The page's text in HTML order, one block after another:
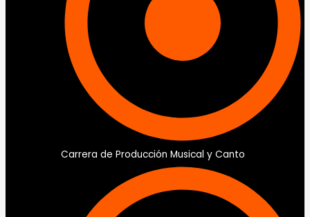
Carrera de Producción Musical y Canto